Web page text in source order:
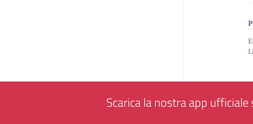
Scarica la nostra app ufficiale